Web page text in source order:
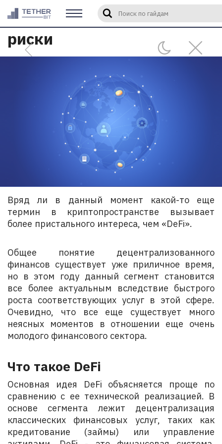
Введите слово или фразу для
DeFi: возможности и
риски
Вряд ли в данный момент какой-то еще
термин в криптопространстве вызывает
более пристального интереса, чем «DeFi».
Общее понятие децентрализованного
финансов существует уже приличное время,
но в этом году данный сегмент становится
все более актуальным вследствие быстрого
роста соответствующих услуг в этой сфере.
Очевидно, что все еще существует много
неясных моментов в отношении еще очень
молодого финансового сектора.
Что такое DeFi
Основная идея DeFi объясняется проще по
сравнению с ее технической реализацией. В
основе сегмента лежит децентрализация
классических финансовых услуг, таких как
кредитование (займы) или управление